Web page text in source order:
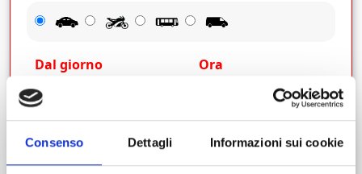
Consenso Dettagli Informazioni sui cookie
Dal giorno Ora
Al giorno Ora